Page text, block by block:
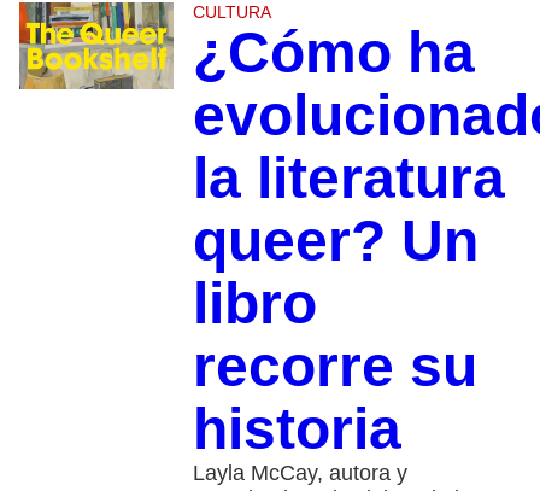
CULTURA
¿Cómo ha
la literatura
queer? Un
libro
recorre su
historia
Layla McCay, autora y